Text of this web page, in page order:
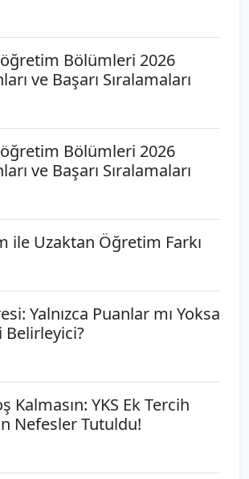
Bölümleri 2026
ve Başarı Sıralamaları
Bölümleri 2026
ve Başarı Sıralamaları
ile Uzaktan Öğretim Farkı
Yalnızca Puanlar mı Yoksa
Belirleyici?
Kalmasın: YKS Ek Tercih
Nefesler Tutuldu!